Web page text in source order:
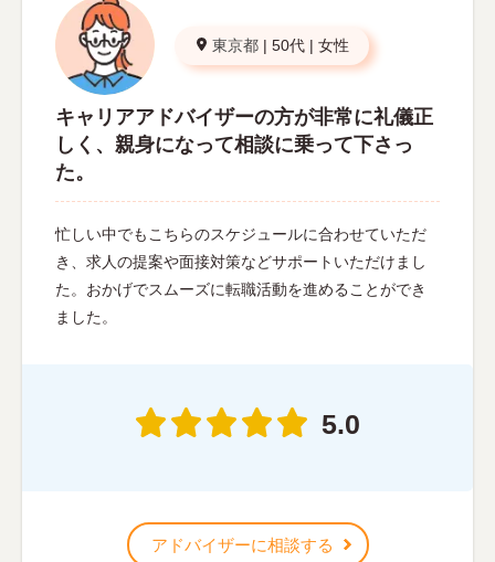
東京都 | 50代 | 女性
キャリアアドバイザーの方が非常に礼儀正
しく、親身になって相談に乗って下さっ
た。
忙しい中でもこちらのスケジュールに合わせていただ
き、求人の提案や面接対策などサポートいただけまし
た。おかげでスムーズに転職活動を進めることができ
ました。
5.0
アドバイザーに相談する